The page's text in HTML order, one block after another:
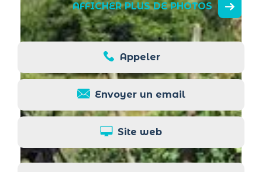
AFFICHER PLUS DE PHOTOS
Appeler
Envoyer un email
Site web